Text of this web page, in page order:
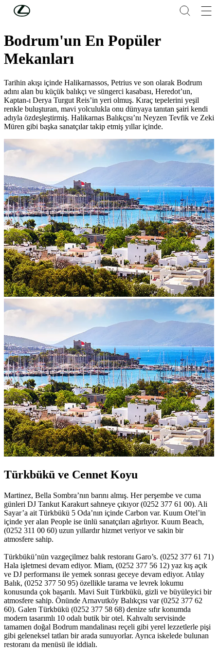
Skip to Main Content
SAFFET EMRE TONGUÇ
Bodrum'un En Popüler
Mekanları
Tarihin akışı içinde Halikarnassos, Petrius ve son olarak Bodrum
adını alan bu küçük balıkçı ve süngerci kasabası, Heredot’un,
Kaptan-ı Derya Turgut Reis’in yeri olmuş. Kıraç tepelerini yeşil
renkle buluşturan, mavi yolculukla onu dünyaya tanıtan şairi kendi
adıyla özdeşleştirmiş. Halikarnas Balıkçısı’nı Neyzen Tevfik ve Zeki
Müren gibi başka sanatçılar takip etmiş yıllar içinde.
Türkbükü ve Cennet Koyu
Martinez, Bella Sombra’nın barını almış. Her perşembe ve cuma
günleri DJ Tankut Karakurt sahneye çıkıyor (0252 377 61 00). Ali
Sayar’a ait Türkbükü 5 Oda’nın içinde Carbon var. Kuum Otel’in
içinde yer alan People ise ünlü sanatçıları ağırlıyor. Kuum Beach,
(0252 311 00 60) uzun yıllardır hizmet veriyor ve sakin bir
atmosfere sahip.
Türkbükü’nün vazgeçilmez balık restoranı Garo’s. (0252 377 61 71)
Hala işletmesi devam ediyor. Miam, (0252 377 56 12) yaz kış açık
ve DJ performansı ile yemek sonrası geceye devam ediyor. Atılay
Balık, (0252 377 50 95) özellikle tarama ve levrek lokumu
konusunda çok başarılı. Mavi Suit Türkbükü, gizli ve büyüleyici bir
atmosfere sahip. Önünde Arnavutköy Balıkçısı var (0252 377 62
60). Galen Türkbükü (0252 377 58 68) denize sıfır konumda
modern tasarımlı 10 odalı butik bir otel. Kahvaltı servisinde
tamamen doğal Bodrum mandalinası reçeli gibi yerel lezzetlerle pişi
gibi geleneksel tatları bir arada sunuyorlar. Ayrıca iskelede bulunan
restoranı da menüsü ile iddialı.